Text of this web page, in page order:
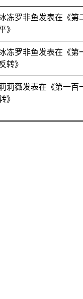
冻罗非鱼发表在《第
》
冻罗非鱼发表在《第
反转》
莉薇发表在《第一百
》